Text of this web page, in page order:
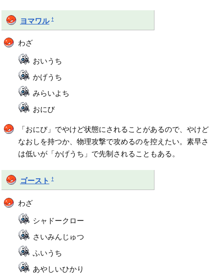
ヨマワル †
わざ
おいうち
かげうち
みらいよち
おにび
「おにび」でやけど状態にされることがあるので、やけど
なおしを持つか、物理攻撃で攻めるのを控えたい。素早さ
は低いが「かげうち」で先制されることもある。
ゴースト †
わざ
シャドークロー
さいみんじゅつ
ふいうち
あやしいひかり